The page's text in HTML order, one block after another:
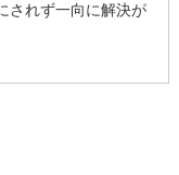
されず一向に解決が